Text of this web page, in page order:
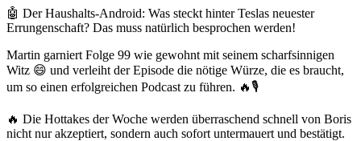
🤖 Der Haushalts-Android: Was steckt hinter Teslas neuester
Errungenschaft? Das muss natürlich besprochen werden!
Martin garniert Folge 99 wie gewohnt mit seinem scharfsinnigen
Witz 😄 und verleiht der Episode die nötige Würze, die es braucht,
um so einen erfolgreichen Podcast zu führen. 🔥🎙️
🔥 Die Hottakes der Woche werden überraschend schnell von Boris
nicht nur akzeptiert, sondern auch sofort untermauert und bestätigt.